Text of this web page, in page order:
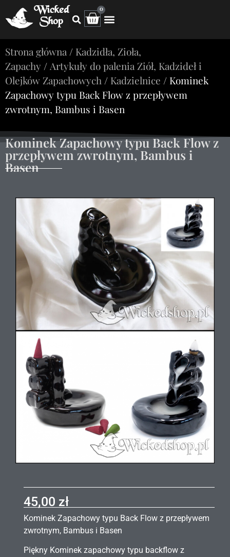
Wicked
Shop
0
Strona główna / Kadzidła, Zioła,
Zapachy / Artykuły do palenia Ziół, Kadzideł i
Olejków Zapachowych / Kadzielnice / Kominek
Zapachowy typu Back Flow z przepływem
zwrotnym, Bambus i Basen
Kominek Zapachowy typu Back Flow z
przepływem zwrotnym, Bambus i
Basen
45,00 zł
Kominek Zapachowy typu Back Flow z przepływem
zwrotnym, Bambus i Basen
Piękny Kominek zapachowy typu backflow z